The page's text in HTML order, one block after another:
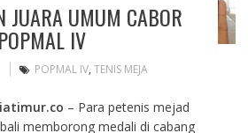
JUARA UMUM CABOR
IV
POPMAL IV, TENIS MEJA
– Para petenis mejad
memborong medali di cabang